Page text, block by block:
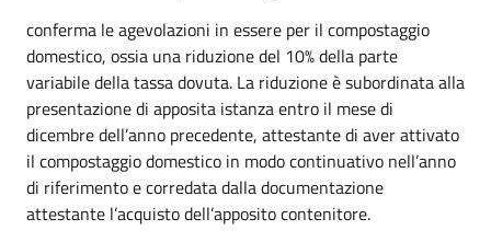
conferma le agevolazioni in essere per il compostaggio
domestico, ossia una riduzione del 10% della parte
variabile della tassa dovuta. La riduzione è subordinata alla
presentazione di apposita istanza entro il mese di
dicembre dell’anno precedente, attestante di aver attivato
il compostaggio domestico in modo continuativo nell’anno
di riferimento e corredata dalla documentazione
attestante l’acquisto dell’apposito contenitore.